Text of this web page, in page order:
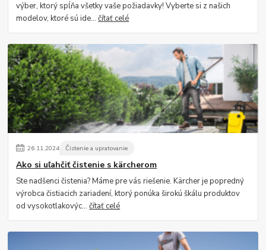
výber, ktorý spĺňa všetky vaše požiadavky! Vyberte si z našich
modelov, ktoré sú ide...čítať celé
26.11.2024 Čistenie a upratovanie
Ako si uľahčiť čistenie s kärcherom
Ste nadšenci čistenia? Máme pre vás riešenie. Kärcher je popredný
výrobca čistiacich zariadení, ktorý ponúka širokú škálu produktov
od vysokotlakovýc...čítať celé